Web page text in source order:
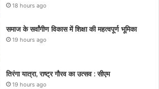
18 hours ago
समाज के सर्वांगीण विकास में शिक्षा की महत्वपूर्ण भूमिका
19 hours ago
तिरंगा यात्रा, राष्ट्र गौरव का उत्सव : सीएम
19 hours ago